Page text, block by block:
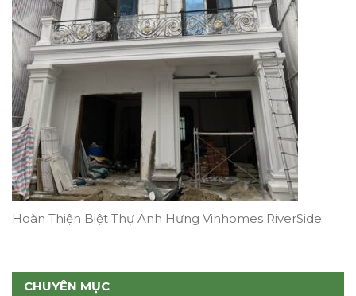
Hoàn Thiện Biệt Thự Anh Hưng Vinhomes RiverSide
CHUYÊN MỤC